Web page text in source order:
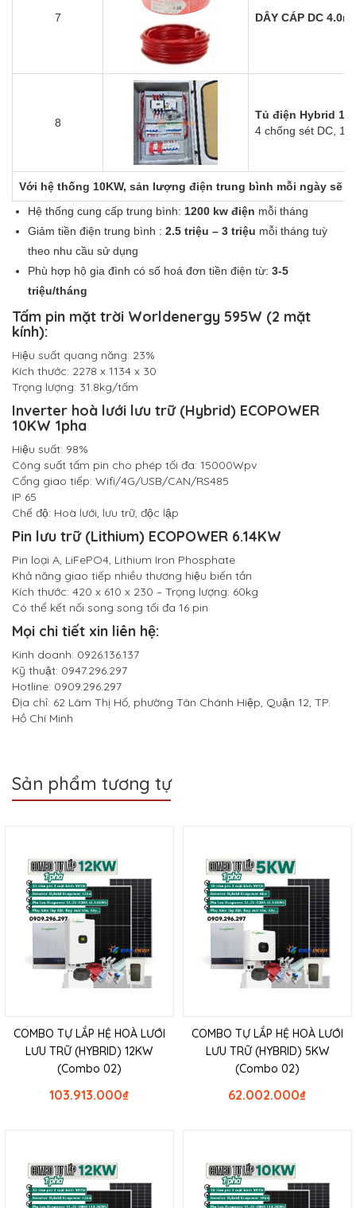
7 DÂY CÁP DC
8
Tủ điện Hybrid
4 chống sét DC, 1
Với hệ thống 10KW, sản lượng điện trung bình mỗi ngày sẽ
Hệ thống cung cấp trung bình: 1200 kw điện mỗi tháng
Giảm tiền điện trung bình : 2.5 triệu – 3 triệu mỗi tháng tuỳ
theo nhu cầu sử dụng
Phù hợp hộ gia đình có số hoá đơn tiền điện từ: 3-5
triệu/tháng
Tấm pin mặt trời Worldenergy 595W (2 mặt
kính):
Hiệu suất quang năng: 23%
Kích thước: 2278 x 1134 x 30
Trọng lượng: 31.8kg/tấm
Inverter hoà lưới lưu trữ (Hybrid) ECOPOWER
10KW 1pha
Hiệu suất: 98%
Công suất tấm pin cho phép tối đa: 15000Wpv
Cổng giao tiếp: Wifi/4G/USB/CAN/RS485
IP 65
Chế độ: Hoà lưới, lưu trữ, độc lập
Pin lưu trữ (Lithium) ECOPOWER 6.14KW
Pin loại A, LiFePO4, Lithium Iron Phosphate
Khả năng giao tiếp nhiều thương hiệu biến tần
Kích thước: 420 x 610 x 230 – Trọng lượng: 60kg
Có thể kết nối song song tối đa 16 pin
Mọi chi tiết xin liên hệ:
Kinh doanh: 0926.136.137
Kỹ thuật: 0947.296.297
Hotline: 0909.296.297
Địa chỉ: 62 Lâm Thị Hố, phường Tân Chánh Hiệp, Quận 12, TP.
Hồ Chí Minh
Sản phẩm tương tự
COMBO TỰ LẮP HỆ HOÀ LƯỚI
LƯU TRỮ (HYBRID) 12KW
(Combo 02)
₫
103.913.000
COMBO TỰ LẮP HỆ HOÀ LƯỚI
LƯU TRỮ (HYBRID) 5KW
(Combo 02)
₫
62.002.000